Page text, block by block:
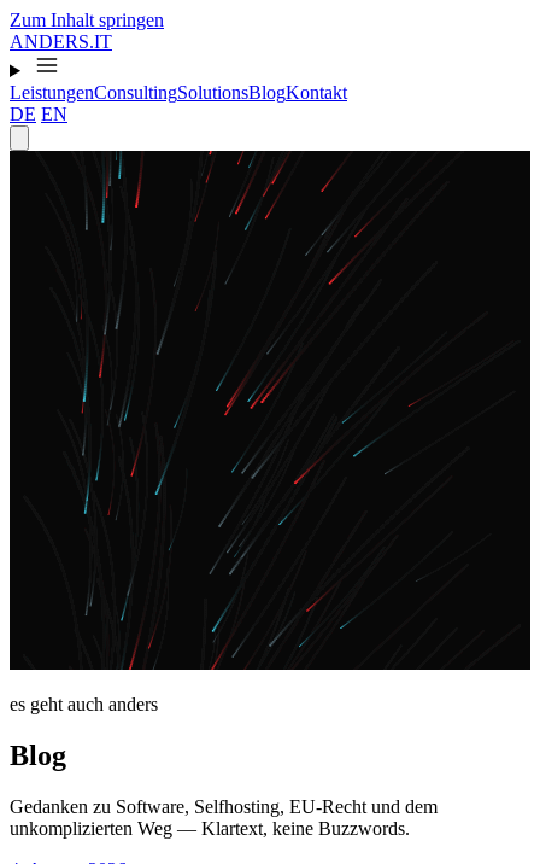
Zum Inhalt springen
ANDERS.IT
LeistungenConsultingSolutionsBlogKontakt
DE EN
es geht auch anders
Blog
Gedanken zu Software, Selfhosting, EU-Recht und dem
unkomplizierten Weg — Klartext, keine Buzzwords.